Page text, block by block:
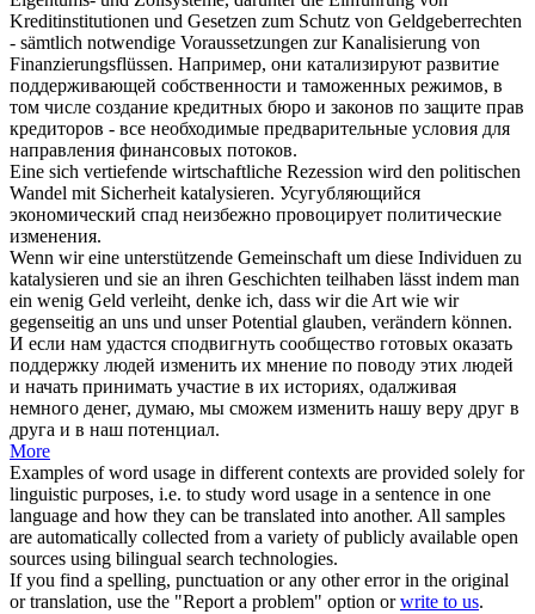
Kreditinstitutionen und Gesetzen zum Schutz von Geldgeberrechten
- sämtlich notwendige Voraussetzungen zur Kanalisierung von
Finanzierungsflüssen. Например, они катализируют развитие
поддерживающей собственности и таможенных режимов, в
том числе создание кредитных бюро и законов по защите прав
кредиторов - все необходимые предварительные условия для
направления финансовых потоков.
Eine sich vertiefende wirtschaftliche Rezession wird den politischen
Wandel mit Sicherheit katalysieren. Усугубляющийся
экономический спад неизбежно провоцирует политические
изменения.
Wenn wir eine unterstützende Gemeinschaft um diese Individuen zu
katalysieren und sie an ihren Geschichten teilhaben lässt indem man
ein wenig Geld verleiht, denke ich, dass wir die Art wie wir
gegenseitig an uns und unser Potential glauben, verändern können.
И если нам удастся сподвигнуть сообщество готовых оказать
поддержку людей изменить их мнение по поводу этих людей
и начать принимать участие в их историях, одалживая
немного денег, думаю, мы сможем изменить нашу веру друг в
друга и в наш потенциал.
More
Examples of word usage in different contexts are provided solely for
linguistic purposes, i.e. to study word usage in a sentence in one
language and how they can be translated into another. All samples
are automatically collected from a variety of publicly available open
sources using bilingual search technologies.
If you find a spelling, punctuation or any other error in the original
or translation, use the "Report a problem" option orwrite to us.